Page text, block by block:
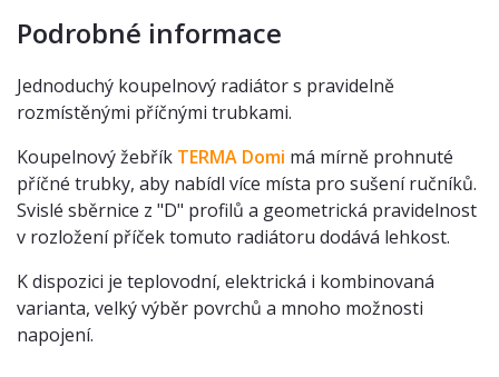
Podrobné informace
Jednoduchý koupelnový radiátor s pravidelně
rozmístěnými příčnými trubkami.
Koupelnový žebřík TERMA Domi má mírně prohnuté
příčné trubky, aby nabídl více místa pro sušení ručníků.
Svislé sběrnice z "D" profilů a geometrická pravidelnost
v rozložení příček tomuto radiátoru dodává lehkost.
K dispozici je teplovodní, elektrická i kombinovaná
varianta, velký výběr povrchů a mnoho možnosti
napojení.